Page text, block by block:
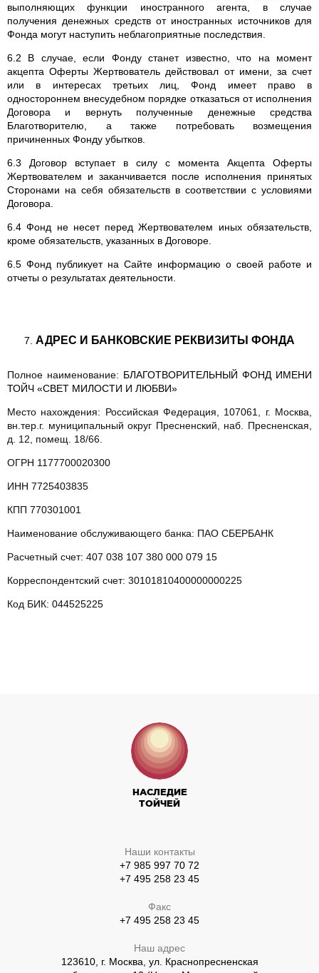
выполняющих функции иностранного агента, в случае
получения денежных средств от иностранных источников для
Фонда могут наступить неблагоприятные последствия.
6.2 В случае, если Фонду станет известно, что на момент
акцепта Оферты Жертвователь действовал от имени, за счет
или в интересах третьих лиц, Фонд имеет право в
одностороннем внесудебном порядке отказаться от исполнения
Договора и вернуть полученные денежные средства
Благотворителю, а также потребовать возмещения
причиненных Фонду убытков.
6.3 Договор вступает в силу с момента Акцепта Оферты
Жертвователем и заканчивается после исполнения принятых
Сторонами на себя обязательств в соответствии с условиями
Договора.
6.4 Фонд не несет перед Жертвователем иных обязательств,
кроме обязательств, указанных в Договоре.
6.5 Фонд публикует на Сайте информацию о своей работе и
отчеты о результатах деятельности.
АДРЕС И БАНКОВСКИЕ РЕКВИЗИТЫ ФОНДА
Полное наименование: БЛАГОТВОРИТЕЛЬНЫЙ ФОНД ИМЕНИ
ТОЙЧ «СВЕТ МИЛОСТИ И ЛЮБВИ»
Место нахождения: Российская Федерация, 107061, г. Москва,
вн.тер.г. муниципальный округ Пресненский, наб. Пресненская,
д. 12, помещ. 18/66.
ОГРН 1177700020300
ИНН 7725403835
КПП 770301001
Наименование обслуживающего банка: ПАО СБЕРБАНК
Расчетный счет: 407 038 107 380 000 079 15
Корреспондентский счет: 30101810400000000225
Код БИК: 044525225
НАСЛЕДИЕ
ТОЙЧЕЙ
Наши контакты
+7 985 997 70 72
+7 495 258 23 45
Факс
+7 495 258 23 45
Наш адрес
123610, г. Москва, ул. Краснопресненская